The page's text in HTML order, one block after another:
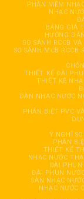
PHẦN MỀM
NHẠC
BẢNG GIÁ
HƯỚNG
SO SÁNH RCCB
SO SÁNH MCB RCCB
THIẾT KẾ ĐÀI
THIẾT KẾ
DÀN NHẠC NƯỚC
PHÂN BIỆT PVC
Ý NGHĨ
PHÂN
THIẾT KẾ
NHẠC NƯỚC
ĐÀI PHUN
ĐÀI PHUN
SÀN NHẠC
NHẠC NƯỚC